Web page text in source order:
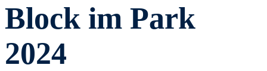
Block im Park
2024